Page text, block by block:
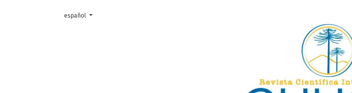
Desplazamientos, silencios y materialidad. La comunidad de Basilio
Cambiar el idioma. El actual es:
español